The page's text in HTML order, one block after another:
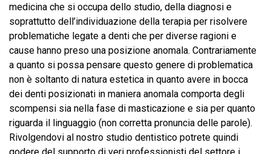
medicina che si occupa dello studio, della diagnosi e
soprattutto dell’individuazione della terapia per risolvere
problematiche legate a denti che per diverse ragioni e
cause hanno preso una posizione anomala. Contrariamente
a quanto si possa pensare questo genere di problematica
non è soltanto di natura estetica in quanto avere in bocca
dei denti posizionati in maniera anomala comporta degli
scompensi sia nella fase di masticazione e sia per quanto
riguarda il linguaggio (non corretta pronuncia delle parole).
Rivolgendovi al nostro studio dentistico potrete quindi